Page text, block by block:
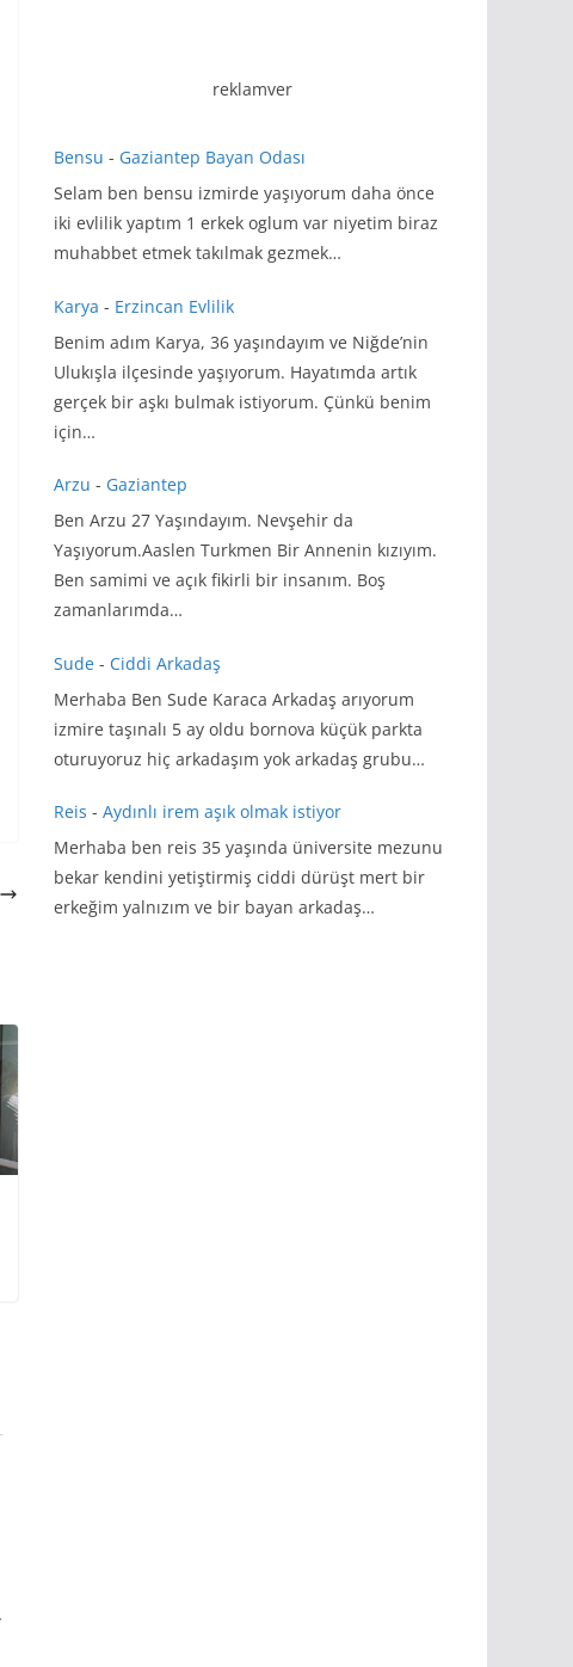
reklamver
Bensu - Gaziantep Bayan Odası
Selam ben bensu izmirde yaşıyorum daha önce
iki evlilik yaptım 1 erkek oglum var niyetim biraz
muhabbet etmek takılmak gezmek…
Karya - Erzincan Evlilik
Benim adım Karya, 36 yaşındayım ve Niğde’nin
Ulukışla ilçesinde yaşıyorum. Hayatımda artık
gerçek bir aşkı bulmak istiyorum. Çünkü benim
için…
Arzu - Gaziantep
Ben Arzu 27 Yaşındayım. Nevşehir da
Yaşıyorum.Aaslen Turkmen Bir Annenin kızıyım.
Ben samimi ve açık fikirli bir insanım. Boş
zamanlarımda…
Sude - Ciddi Arkadaş
Merhaba Ben Sude Karaca Arkadaş arıyorum
izmire taşınalı 5 ay oldu bornova küçük parkta
oturuyoruz hiç arkadaşım yok arkadaş grubu…
Reis - Aydınlı irem aşık olmak istiyor
Merhaba ben reis 35 yaşında üniversite mezunu
bekar kendini yetiştirmiş ciddi dürüşt mert bir
erkeğim yalnızım ve bir bayan arkadaş…